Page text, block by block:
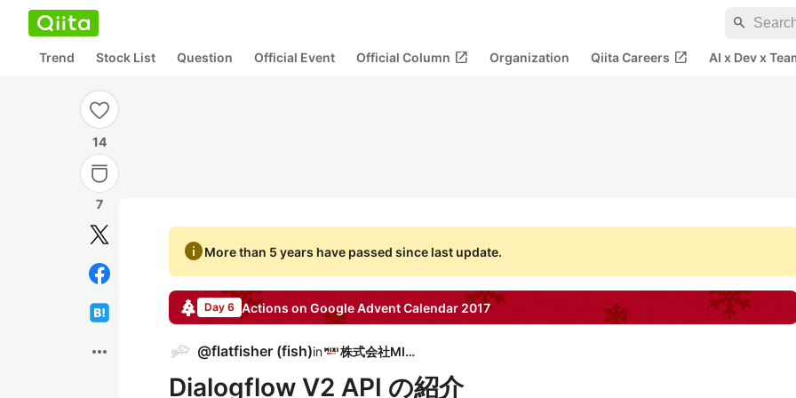
search
Trend Stock List Question Official Event Official Column open_in_new Organization Qiita Careers open_in_new AI x Dev x
14
7
more_horiz
infoMore than 5 years have passed since last update.
Day 6 Actions on GoogleAdvent Calendar 2017
@flatfisher (fish)in 株式会社MIXI
Dialogflow V2 API の紹介